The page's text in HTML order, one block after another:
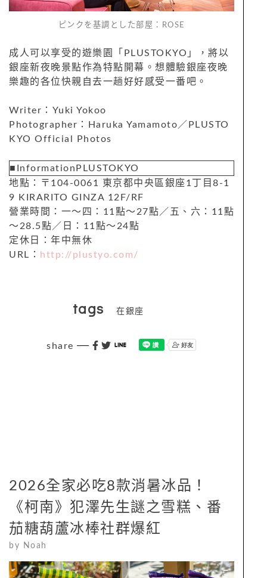
ピンクを基調とした部屋：ROSE
成人可以享受的遊樂園「PLUSTOKYO」，將以
銀座新夜晚景點作為特點開幕。想體驗銀座夜晚
樂趣的各位快親自去一趟好好感受一番吧。
Writer：Yuki Yokoo
Photographer：Haruka Yamamoto／PLUSTO
KYO Official Photos
■InformationPLUSTOKYO
地點：〒104-0061 東京都中央區銀座1丁目8-1
9 KIRARITO GINZA 12F/RF
營業時間：一〜四：11點〜27點／五、六：11點
〜28.5點／日：11點〜24點
定休日：年中無休
URL：
http://plustyo.com/
tags 在銀座
share
2026全家必吃8款消暑冰品！
《柯南》犯澤先生謎之雪糕、番
茄糖葫蘆冰棒社群爆紅
by Noah